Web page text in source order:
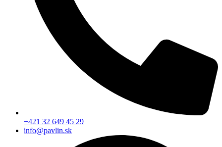
+421 32 649 45 29
info@pavlin.sk